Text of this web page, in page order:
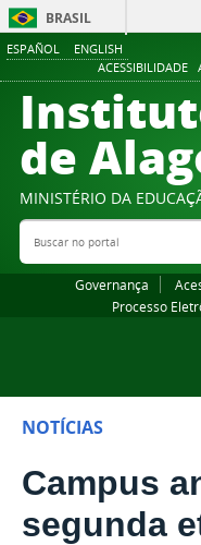
ESPAÑOL ENGLISH
ACESSIBILIDADE
BRASIL
de
MINISTÉRIO DA
Buscar no portal
Governança
Processo
NOTÍCIAS
Campus
segunda